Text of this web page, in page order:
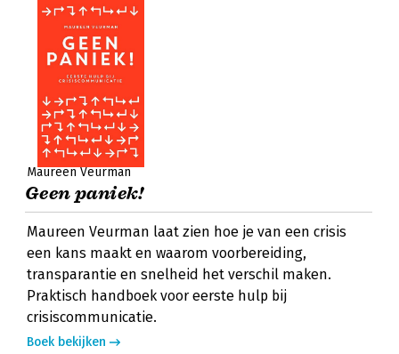
Maureen Veurman
Geen paniek!
Maureen Veurman laat zien hoe je van een crisis
een kans maakt en waarom voorbereiding,
transparantie en snelheid het verschil maken.
Praktisch handboek voor eerste hulp bij
crisiscommunicatie.
Boek bekijken